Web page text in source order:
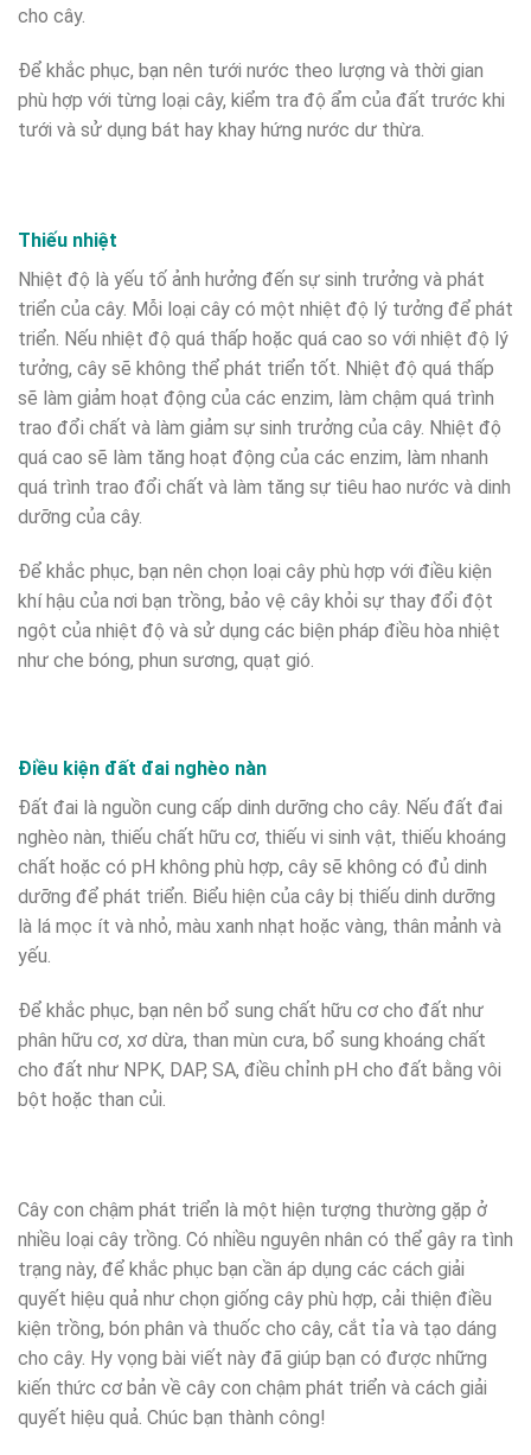
cho cây.
Để khắc phục, bạn nên tưới nước theo lượng và thời gian
phù hợp với từng loại cây, kiểm tra độ ẩm của đất trước khi
tưới và sử dụng bát hay khay hứng nước dư thừa.
Thiếu nhiệt
Nhiệt độ là yếu tố ảnh hưởng đến sự sinh trưởng và phát
triển của cây. Mỗi loại cây có một nhiệt độ lý tưởng để phát
triển. Nếu nhiệt độ quá thấp hoặc quá cao so với nhiệt độ lý
tưởng, cây sẽ không thể phát triển tốt. Nhiệt độ quá thấp
sẽ làm giảm hoạt động của các enzim, làm chậm quá trình
trao đổi chất và làm giảm sự sinh trưởng của cây. Nhiệt độ
quá cao sẽ làm tăng hoạt động của các enzim, làm nhanh
quá trình trao đổi chất và làm tăng sự tiêu hao nước và dinh
dưỡng của cây.
Để khắc phục, bạn nên chọn loại cây phù hợp với điều kiện
khí hậu của nơi bạn trồng, bảo vệ cây khỏi sự thay đổi đột
ngột của nhiệt độ và sử dụng các biện pháp điều hòa nhiệt
như che bóng, phun sương, quạt gió.
Điều kiện đất đai nghèo nàn
Đất đai là nguồn cung cấp dinh dưỡng cho cây. Nếu đất đai
nghèo nàn, thiếu chất hữu cơ, thiếu vi sinh vật, thiếu khoáng
chất hoặc có pH không phù hợp, cây sẽ không có đủ dinh
dưỡng để phát triển. Biểu hiện của cây bị thiếu dinh dưỡng
là lá mọc ít và nhỏ, màu xanh nhạt hoặc vàng, thân mảnh và
yếu.
Để khắc phục, bạn nên bổ sung chất hữu cơ cho đất như
phân hữu cơ, xơ dừa, than mùn cưa, bổ sung khoáng chất
cho đất như NPK, DAP, SA, điều chỉnh pH cho đất bằng vôi
bột hoặc than củi.
Cây con chậm phát triển là một hiện tượng thường gặp ở
nhiều loại cây trồng. Có nhiều nguyên nhân có thể gây ra tình
trạng này, để khắc phục bạn cần áp dụng các cách giải
quyết hiệu quả như chọn giống cây phù hợp, cải thiện điều
kiện trồng, bón phân và thuốc cho cây, cắt tỉa và tạo dáng
cho cây. Hy vọng bài viết này đã giúp bạn có được những
kiến thức cơ bản về cây con chậm phát triển và cách giải
quyết hiệu quả. Chúc bạn thành công!